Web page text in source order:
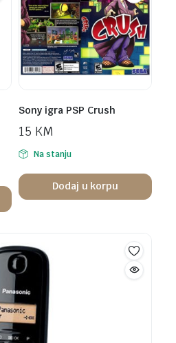
Sony igra PSP Crush
15 KM
Na stanju
Dodaj u korpu